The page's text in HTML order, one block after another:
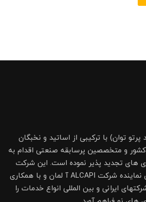
پرتو توان) با ترکیبی از اساتید و نخبگان
کشور و متخصصین پرسابقه صنعتی اقدام به
های تجدید پذیر نموده است. این شرکت
مفتخر است به عنوان نماینده شرکت ALCAPI آ لمان و با همکاری
ایرانی و بین المللی انواع خدمات را